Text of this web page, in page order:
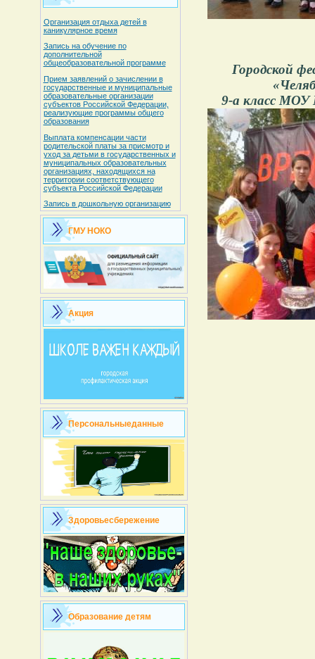
Организация отдыха детей в
каникулярное время
Запись на обучение по
дополнительной
общеобразовательной программе
Прием заявлений о зачислении в
государственные и муниципальные
образовательные организации
субъектов Российской Федерации,
реализующие программы общего
образования
Выплата компенсации части
родительской платы за присмотр и
уход за детьми в государственных и
муниципальных образовательных
организациях, находящихся на
территории соответствующего
субъекта Российской Федерации
Запись в дошкольную организацию
ГМУ НОКО
Акция
Персональныеданные
Здоровьесбережение
Образование детям
Городской
9-а класс МОУ